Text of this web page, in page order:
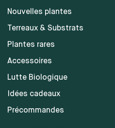
Nouvelles plantes
Terreaux & Substrats
Plantes rares
Accessoires
Lutte Biologique
Idées cadeaux
Précommandes